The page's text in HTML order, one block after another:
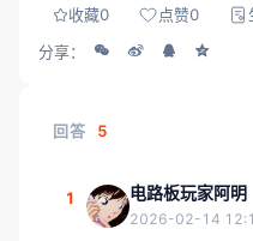
收藏0 点赞0
分享：
回答 5
1 电路板玩家阿明
2026-02-14